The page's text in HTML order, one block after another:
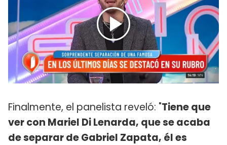
Finalmente, el panelista reveló: "Tiene que
ver con Mariel Di Lenarda, que se acaba
de separar de Gabriel Zapata, él es